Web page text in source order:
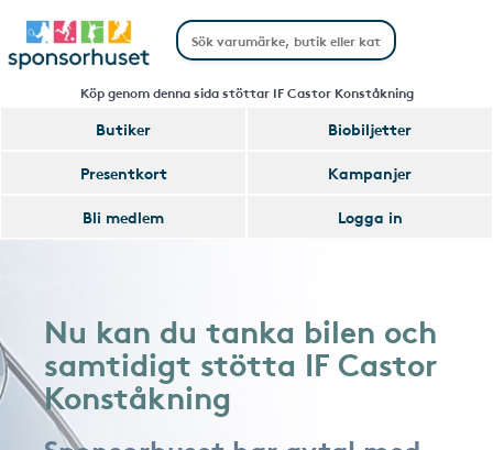
Köp genom denna sida stöttar IF Castor Konståkning
Butiker
Biobiljetter
Presentkort
Kampanjer
Bli medlem
Logga in
Nu kan du tanka bilen och
samtidigt stötta IF Castor
Konståkning